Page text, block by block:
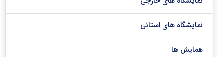
نمایشگاه های استانی
همایش ها